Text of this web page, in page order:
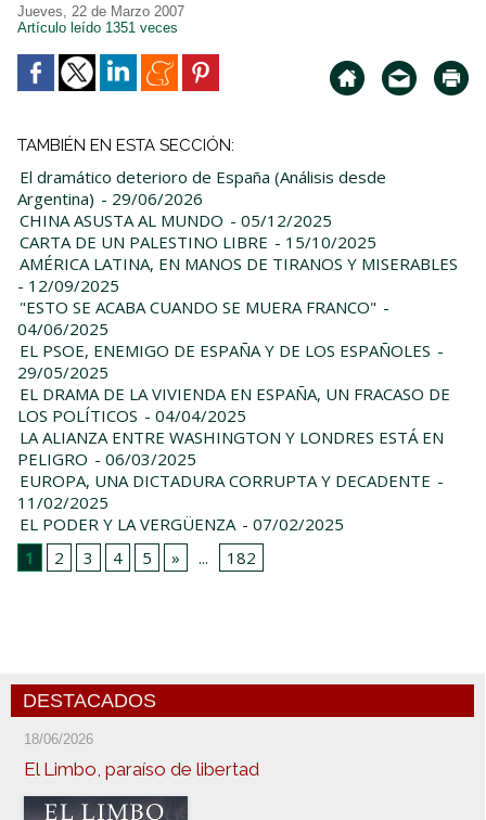
Jueves, 22 de Marzo 2007
Artículo leído 1351 veces
TAMBIÉN EN ESTA SECCIÓN:
El dramático deterioro de España (Análisis desde
Argentina) - 29/06/2026
CHINA ASUSTA AL MUNDO - 05/12/2025
CARTA DE UN PALESTINO LIBRE - 15/10/2025
AMÉRICA LATINA, EN MANOS DE TIRANOS Y MISERABLES
- 12/09/2025
"ESTO SE ACABA CUANDO SE MUERA FRANCO" -
04/06/2025
EL PSOE, ENEMIGO DE ESPAÑA Y DE LOS ESPAÑOLES -
29/05/2025
EL DRAMA DE LA VIVIENDA EN ESPAÑA, UN FRACASO DE
LOS POLÍTICOS - 04/04/2025
LA ALIANZA ENTRE WASHINGTON Y LONDRES ESTÁ EN
PELIGRO - 06/03/2025
EUROPA, UNA DICTADURA CORRUPTA Y DECADENTE -
11/02/2025
EL PODER Y LA VERGÜENZA - 07/02/2025
1
2 3 4 5 » ... 182
DESTACADOS
18/06/2026
El Limbo, paraíso de libertad